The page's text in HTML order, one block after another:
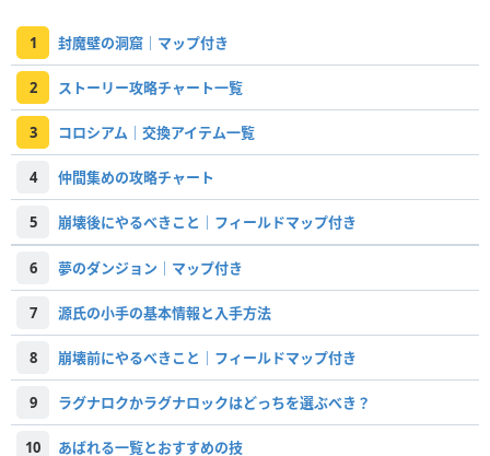
1 封魔壁の洞窟｜マップ付き
2 ストーリー攻略チャート一覧
3 コロシアム｜交換アイテム一覧
4 仲間集めの攻略チャート
5 崩壊後にやるべきこと｜フィールドマップ付き
6 夢のダンジョン｜マップ付き
7 源氏の小手の基本情報と入手方法
8 崩壊前にやるべきこと｜フィールドマップ付き
9 ラグナロクかラグナロックはどっちを選ぶべき？
10 あばれる一覧とおすすめの技